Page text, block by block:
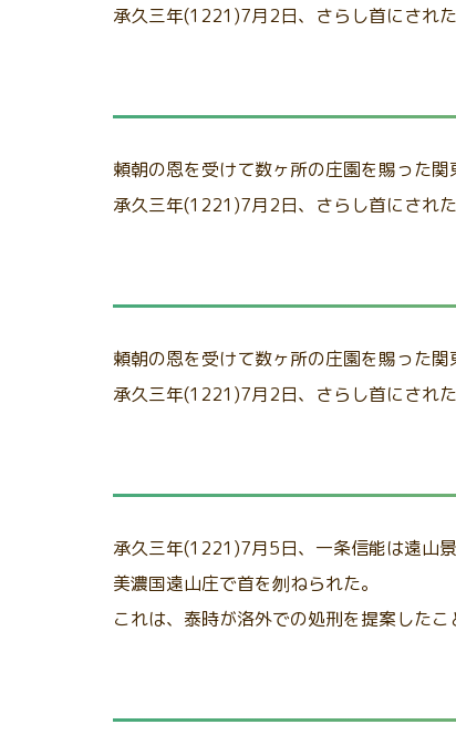
承久三年(1221)7月2日、さらし首にされた
頼朝の恩を受けて数ヶ所の庄園を賜った
承久三年(1221)7月2日、さらし首にされた
頼朝の恩を受けて数ヶ所の庄園を賜った
承久三年(1221)7月2日、さらし首にされた
承久三年(1221)7月5日、一条信能は遠山
美濃国遠山庄で首を刎ねられた。
これは、泰時が洛外での処刑を提案したこ